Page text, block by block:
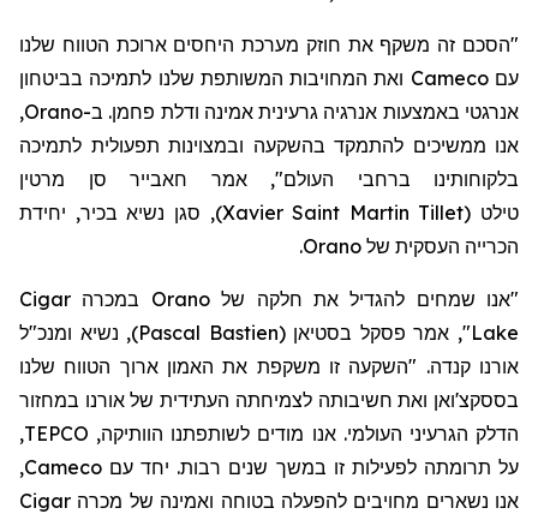
"הסכם זה משקף את חוזק מערכת היחסים ארוכת הטווח שלנו
עםCameco ואת המחויבות המשותפת שלנו לתמיכה בביטחון
אנרגטי באמצעות אנרגיה גרעינית אמינה ודלת פחמן. ב-Orano
,
אנו ממשיכים להתמקד בהשקעה ובמצוינות תפעולית לתמיכה
בלקוחותינו ברחבי העולם", אמר חאבייר סן מרטין
טילט (
Xavier Saint Martin Tillet
), סגן נשיא בכיר, יחידת
הכרייה העסקית של Orano
.
"אנו שמחים להגדיל את חלקה שלOrano במכרה Cigar
Lake
", אמר פסקל בסטיאן (
Pascal Bastien
), נשיא ומנכ"ל
אורנו קנדה. "השקעה זו משקפת את האמון ארוך הטווח שלנו
בססקצ'ואן ואת חשיבותה לצמיחתה העתידית של אורנו במחזור
הדלק הגרעיני העולמי. אנו מודים לשותפתנו הוותיקה, TEPCO
,
על תרומתה לפעילות זו במשך שנים רבות. יחד עם Cameco
,
אנו נשארים מחויבים להפעלה בטוחה ואמינה של מכרה Cigar